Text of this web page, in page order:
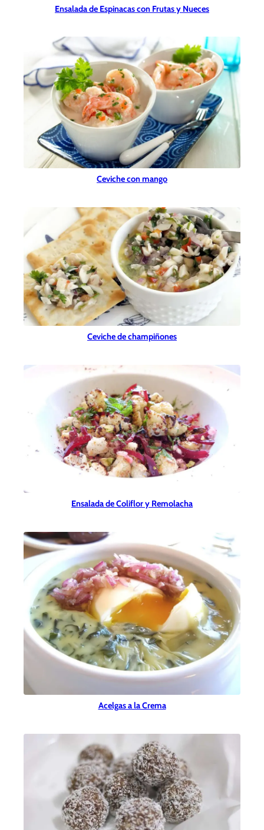
Ensalada de Espinacas con Frutas y Nueces
Ceviche con mango
Ceviche de champiñones
Ensalada de Coliflor y Remolacha
Acelgas a la Crema